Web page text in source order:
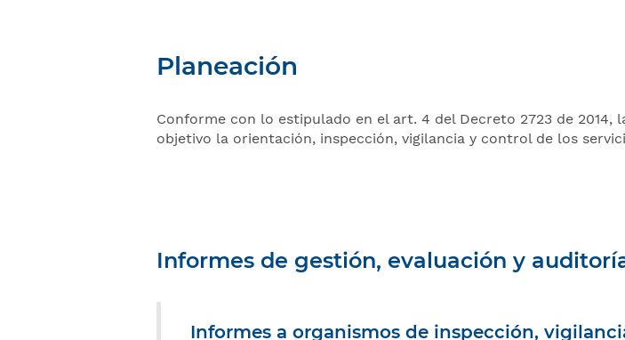
Planeación
Conforme con lo estipulado en el art. 4 del Decreto 2723 de
objetivo la orientación, inspección, vigilancia y control de los
Informes de gestión, evaluación y
Informes a organismos de inspección,